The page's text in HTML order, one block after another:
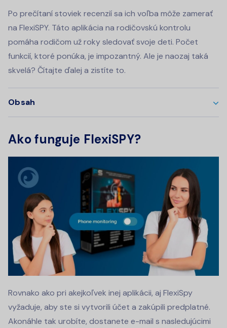
Po prečítaní stoviek recenzií sa ich voľba môže zamerať
na FlexiSPY. Táto aplikácia na rodičovskú kontrolu
pomáha rodičom už roky sledovať svoje deti. Počet
funkcií, ktoré ponúka, je impozantný. Ale je naozaj taká
skvelá? Čítajte ďalej a zistíte to.
Obsah
Ako funguje FlexiSPY?
Rovnako ako pri akejkoľvek inej aplikácii, aj FlexiSpy
vyžaduje, aby ste si vytvorili účet a zakúpili predplatné.
Akonáhle tak urobíte, dostanete e-mail s nasledujúcimi